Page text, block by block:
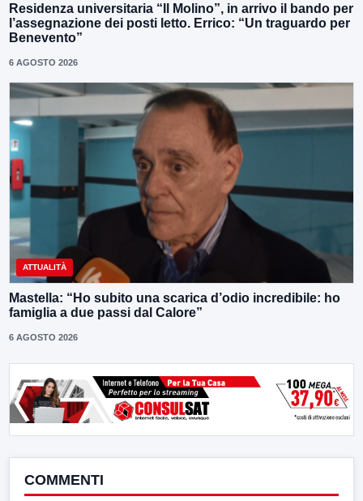
Residenza universitaria “Il Molino”, in arrivo il bando per
l’assegnazione dei posti letto. Errico: “Un traguardo per
Benevento”
6 AGOSTO 2026
ATTUALITÀ
Mastella: “Ho subito una scarica d’odio incredibile: ho
famiglia a due passi dal Calore”
6 AGOSTO 2026
COMMENTI